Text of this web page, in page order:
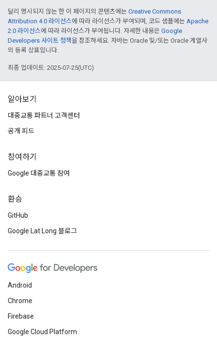
달리 명시되지 않는 한 이 페이지의 콘텐츠에는 Creative Commons
Attribution 4.0 라이선스에 따라 라이선스가 부여되며, 코드 샘플에는 Apache
2.0 라이선스에 따라 라이선스가 부여됩니다. 자세한 내용은 Google
Developers 사이트 정책을 참조하세요. 자바는 Oracle 및/또는 Oracle 계열사
의 등록 상표입니다.
최종 업데이트: 2025-07-25(UTC)
알아보기
대중교통 파트너 고객센터
공개 피드
참여하기
Google 대중교통 참여
환승
GitHub
Google Lat Long 블로그
Android
Chrome
Firebase
Google Cloud Platform